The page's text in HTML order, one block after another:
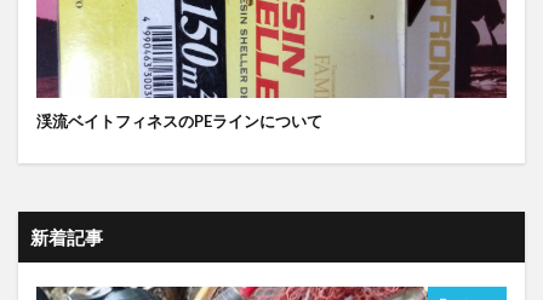
渓流ベイトフィネスのPEラインについて
新着記事